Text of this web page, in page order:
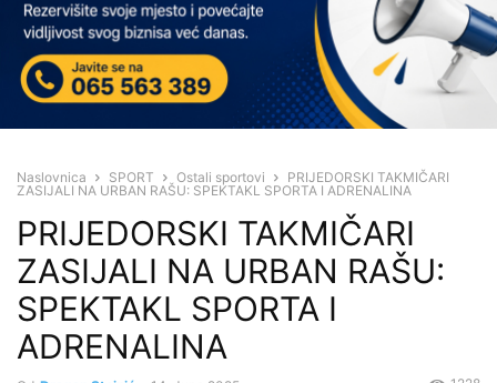
Naslovnica SPORT Ostali sportovi
PRIJEDORSKI TAKMIČARI
ZASIJALI NA URBAN RAŠU: SPEKTAKL SPORTA I ADRENALINA
PRIJEDORSKI TAKMIČARI
ZASIJALI NA URBAN RAŠU:
SPEKTAKL SPORTA I
ADRENALINA